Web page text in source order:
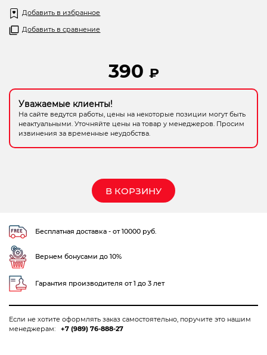
Электрохозтовары
Добавить в избранное
Добавить в сравнение
390 ₽
Уважаемые клиенты!
На сайте ведутся работы, цены на некоторые позиции могут быть
неактуальными. Уточняйте цены на товар у менеджеров. Просим
извинения за временные неудобства.
В КОРЗИНУ
Бесплатная доставка - от 10000 руб.
Вернем бонусами до 10%
Гарантия производителя от 1 до 3 лет
Если не хотите оформлять заказ самостоятельно, поручите это нашим
менеджерам:
+7 (989) 76-888-27